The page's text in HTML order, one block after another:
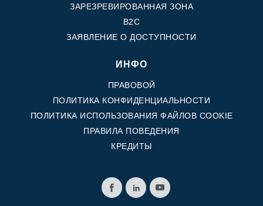
ЗАРЕЗРЕВИРОВАННАЯ ЗОНА
B2C
ЗАЯВЛЕНИЕ О ДОСТУПНОСТИ
ИНФО
ПРАВОВОЙ
ПОЛИТИКА КОНФИДЕНЦИАЛЬНОСТИ
ПОЛИТИКА ИСПОЛЬЗОВАНИЯ ФАЙЛОВ COOKIE
ПРАВИЛА ПОВЕДЕНИЯ
КРЕДИТЫ